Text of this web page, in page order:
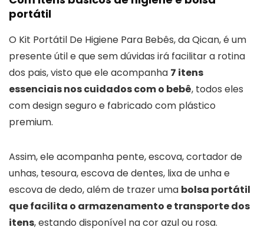
portátil
O Kit Portátil De Higiene Para Bebês, da Qican, é um
presente útil e que sem dúvidas irá facilitar a rotina
dos pais, visto que ele acompanha 7 itens
essenciais nos cuidados com o bebê, todos eles
com design seguro e fabricado com plástico
premium.
Assim, ele acompanha pente, escova, cortador de
unhas, tesoura, escova de dentes, lixa de unha e
escova de dedo, além de trazer uma bolsa portátil
que facilita o armazenamento e transporte dos
itens, estando disponível na cor azul ou rosa.